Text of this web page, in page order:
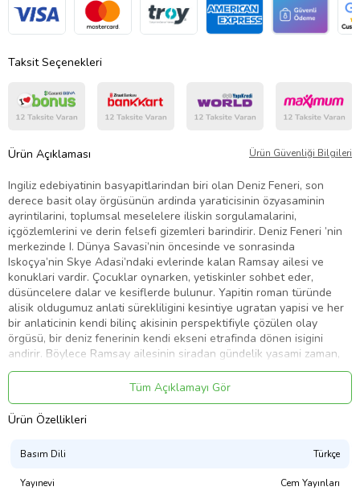
Taksit Seçenekleri
Ürün Açıklaması Ürün Güvenliği Bilgileri
Ingiliz edebiyatinin basyapitlarindan biri olan Deniz Feneri, son
derece basit olay örgüsünün ardinda yaraticisinin özyasaminin
ayrintilarini, toplumsal meselelere iliskin sorgulamalarini,
içgözlemlerini ve derin felsefi gizemleri barindirir. Deniz Feneri ’nin
merkezinde I. Dünya Savasi’nin öncesinde ve sonrasinda
Iskoçya’nin Skye Adasi’ndaki evlerinde kalan Ramsay ailesi ve
konuklari vardir. Çocuklar oynarken, yetiskinler sohbet eder,
düsüncelere dalar ve kesiflerde bulunur. Yapitin roman türünde
alisik oldugumuz anlati sürekliligini kesintiye ugratan yapisi ve her
bir anlaticinin kendi bilinç akisinin perspektifiyle çözülen olay
örgüsü, bir deniz fenerinin kendi ekseni etrafinda dönen isigini
andirir. Böylece Ramsay ailesinin siradan gündelik yasami zaman,
ölüm, toplumsal cinsiyet ve ahlak üzerine derin düsüncelere
Ürün Kodu: 9786053324423
Tüm Açıklamayı Gör
Ürün Özellikleri
Basım Dili Türkçe
Yayınevi Cem Yayınları